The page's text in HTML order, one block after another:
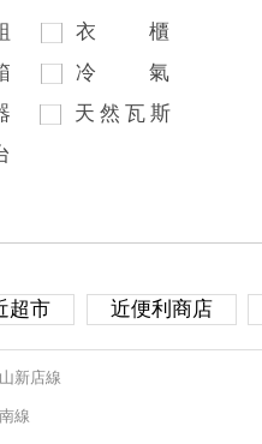
衣
櫃
冷
氣
天 然 瓦 斯
超市 近便利商店
新店線
線